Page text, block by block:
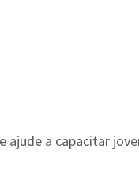
ajude a capacitar